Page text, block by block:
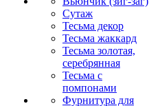
Сутаж
Тесьма декор
Тесьма жаккард
Тесьма золотая,
серебрянная
Тесьма с
помпонами
Фурнитура для